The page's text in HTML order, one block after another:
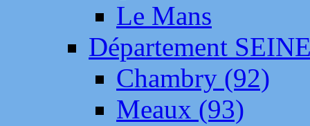
Le Mans
Département
Chambry (92)
Meaux (93)